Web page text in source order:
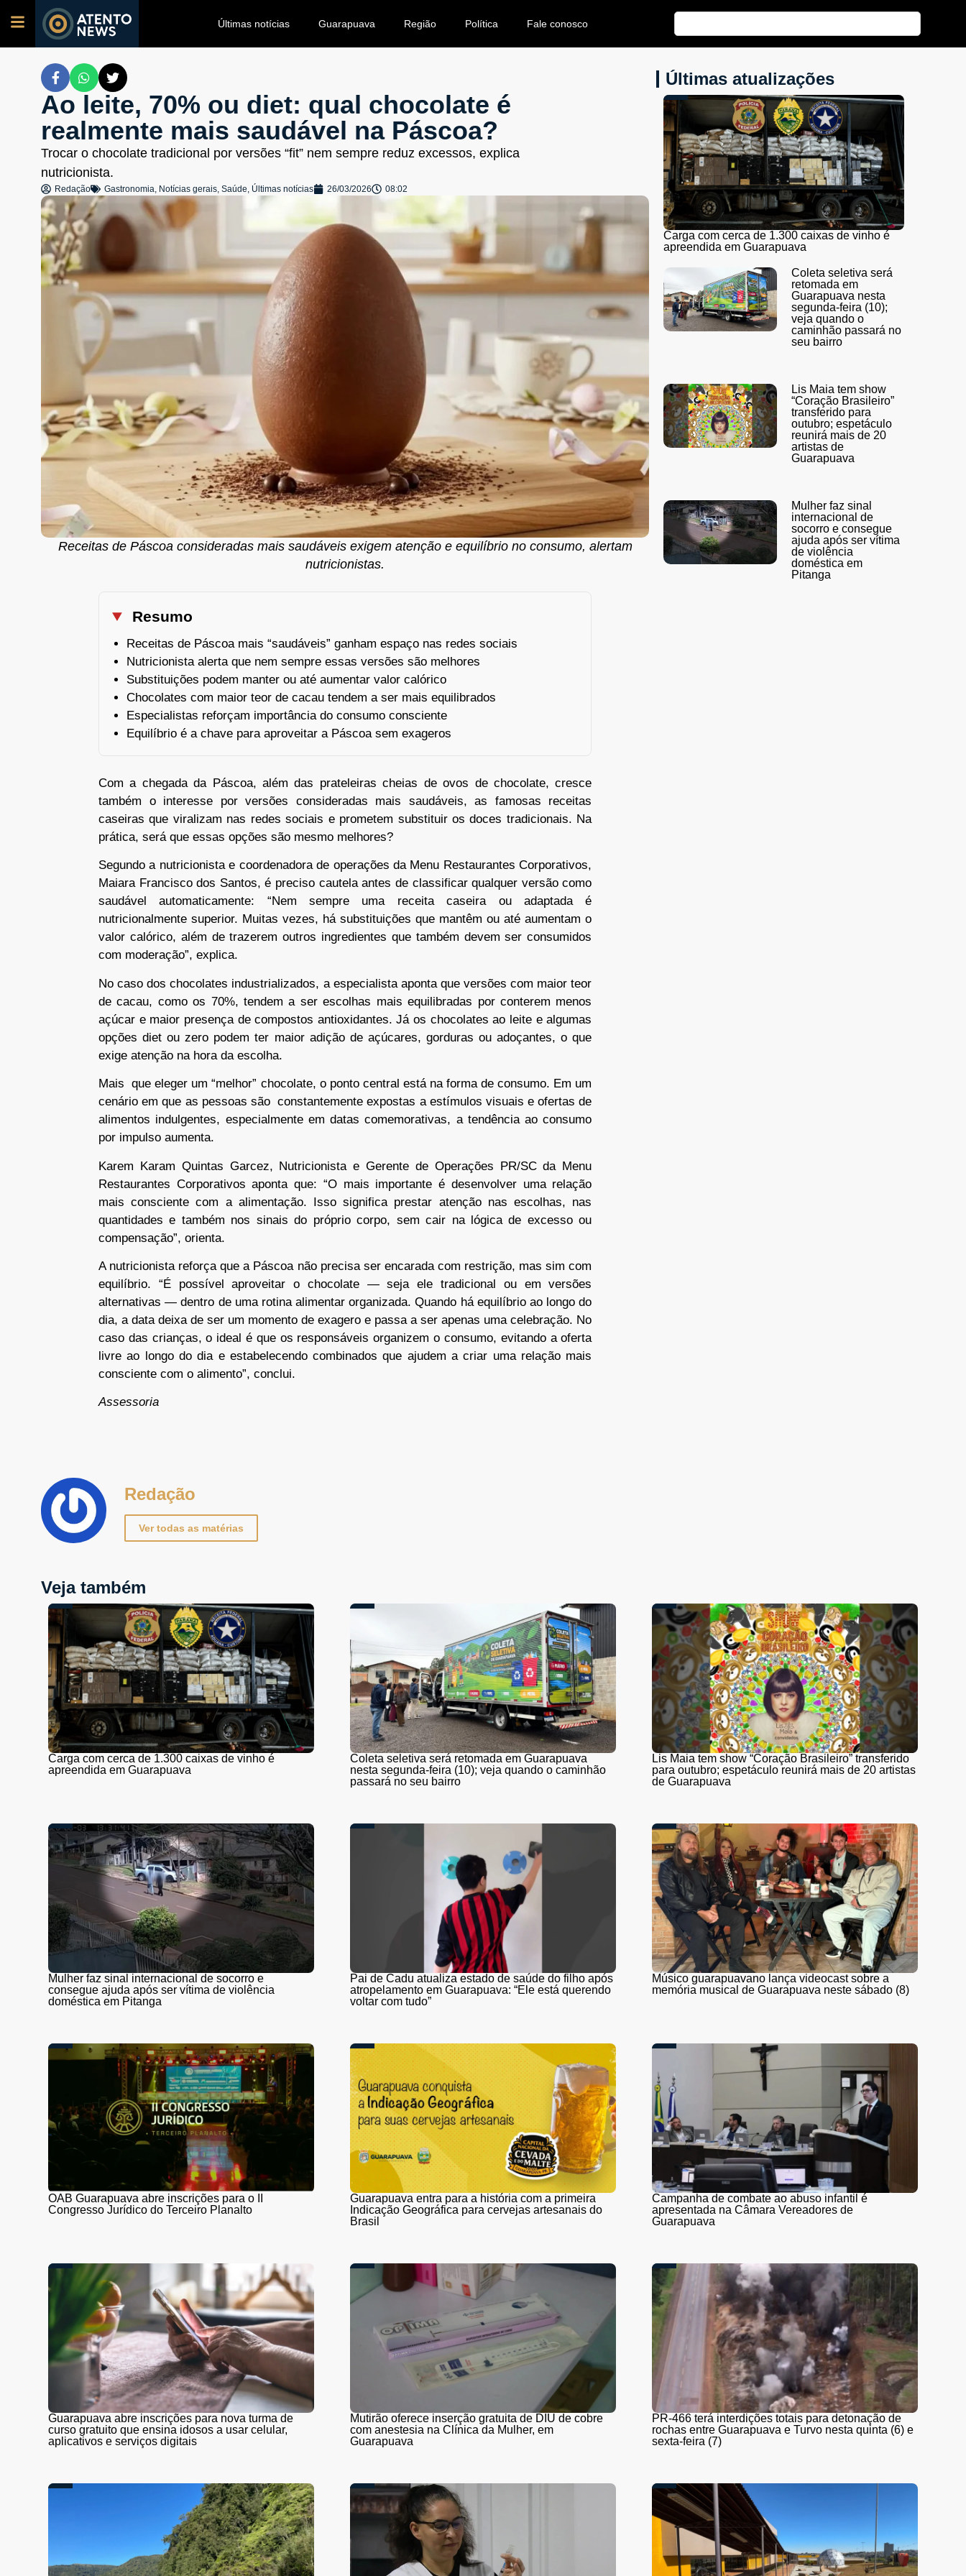
Últimas notícias Guarapuava Região Política Fale conosco
Ao leite, 70% ou diet: qual chocolate é
realmente mais saudável na Páscoa?
Trocar o chocolate tradicional por versões “fit” nem sempre reduz excessos, explica
nutricionista.
Redação Gastronomia, Notícias gerais, Saúde, Últimas notícias 26/03/2026 08:02
Receitas de Páscoa consideradas mais saudáveis exigem atenção e equilíbrio no consumo, alertam
nutricionistas.
Resumo
Receitas de Páscoa mais “saudáveis” ganham espaço nas redes sociais
Nutricionista alerta que nem sempre essas versões são melhores
Substituições podem manter ou até aumentar valor calórico
Chocolates com maior teor de cacau tendem a ser mais equilibrados
Especialistas reforçam importância do consumo consciente
Equilíbrio é a chave para aproveitar a Páscoa sem exageros
Com a chegada da Páscoa, além das prateleiras cheias de ovos de chocolate, cresce
também o interesse por versões consideradas mais saudáveis, as famosas receitas
caseiras que viralizam nas redes sociais e prometem substituir os doces tradicionais. Na
prática, será que essas opções são mesmo melhores?
Segundo a nutricionista e coordenadora de operações da Menu Restaurantes Corporativos,
Maiara Francisco dos Santos, é preciso cautela antes de classificar qualquer versão como
saudável automaticamente: “Nem sempre uma receita caseira ou adaptada é
nutricionalmente superior. Muitas vezes, há substituições que mantêm ou até aumentam o
valor calórico, além de trazerem outros ingredientes que também devem ser consumidos
com moderação”, explica.
No caso dos chocolates industrializados, a especialista aponta que versões com maior teor
de cacau, como os 70%, tendem a ser escolhas mais equilibradas por conterem menos
açúcar e maior presença de compostos antioxidantes. Já os chocolates ao leite e algumas
opções diet ou zero podem ter maior adição de açúcares, gorduras ou adoçantes, o que
exige atenção na hora da escolha.
Mais que eleger um “melhor” chocolate, o ponto central está na forma de consumo. Em um
cenário em que as pessoas são constantemente expostas a estímulos visuais e ofertas de
alimentos indulgentes, especialmente em datas comemorativas, a tendência ao consumo
por impulso aumenta.
Karem Karam Quintas Garcez, Nutricionista e Gerente de Operações PR/SC da Menu
Restaurantes Corporativos aponta que: “O mais importante é desenvolver uma relação
mais consciente com a alimentação. Isso significa prestar atenção nas escolhas, nas
quantidades e também nos sinais do próprio corpo, sem cair na lógica de excesso ou
compensação”, orienta.
A nutricionista reforça que a Páscoa não precisa ser encarada com restrição, mas sim com
equilíbrio. “É possível aproveitar o chocolate — seja ele tradicional ou em versões
alternativas — dentro de uma rotina alimentar organizada. Quando há equilíbrio ao longo do
dia, a data deixa de ser um momento de exagero e passa a ser apenas uma celebração. No
caso das crianças, o ideal é que os responsáveis organizem o consumo, evitando a oferta
livre ao longo do dia e estabelecendo combinados que ajudem a criar uma relação mais
consciente com o alimento”, conclui.
Assessoria
Últimas atualizações
Carga com cerca de 1.300 caixas de vinho é
apreendida em Guarapuava
Coleta seletiva será
retomada em
Guarapuava nesta
segunda-feira (10);
veja quando o
caminhão passará no
seu bairro
Lis Maia tem show
“Coração Brasileiro”
transferido para
outubro; espetáculo
reunirá mais de 20
artistas de
Guarapuava
Mulher faz sinal
internacional de
socorro e consegue
ajuda após ser vítima
de violência
doméstica em
Pitanga
Redação
Ver todas as matérias
Veja também
Carga com cerca de 1.300 caixas de vinho é
apreendida em Guarapuava
Coleta seletiva será retomada em Guarapuava
nesta segunda-feira (10); veja quando o caminhão
passará no seu bairro
Lis Maia tem show “Coração Brasileiro” transferido
para outubro; espetáculo reunirá mais de 20 artistas
de Guarapuava
Mulher faz sinal internacional de socorro e
consegue ajuda após ser vítima de violência
doméstica em Pitanga
Pai de Cadu atualiza estado de saúde do filho após
atropelamento em Guarapuava: “Ele está querendo
voltar com tudo”
Músico guarapuavano lança videocast sobre a
memória musical de Guarapuava neste sábado (8)
OAB Guarapuava abre inscrições para o II
Congresso Jurídico do Terceiro Planalto
Guarapuava entra para a história com a primeira
Indicação Geográfica para cervejas artesanais do
Brasil
Campanha de combate ao abuso infantil é
apresentada na Câmara Vereadores de
Guarapuava
Guarapuava abre inscrições para nova turma de
curso gratuito que ensina idosos a usar celular,
aplicativos e serviços digitais
Mutirão oferece inserção gratuita de DIU de cobre
com anestesia na Clínica da Mulher, em
Guarapuava
PR-466 terá interdições totais para detonação de
rochas entre Guarapuava e Turvo nesta quinta (6) e
sexta-feira (7)